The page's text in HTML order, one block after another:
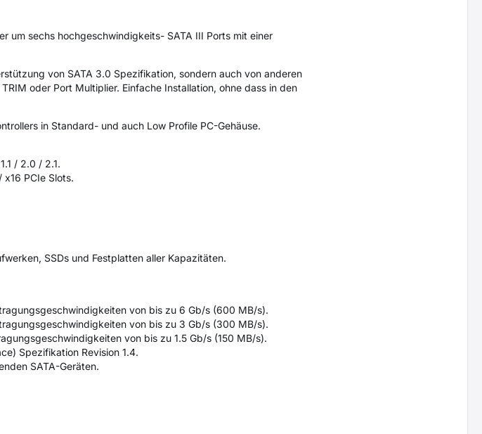
um sechs hochgeschwindigkeits- SATA III Ports mit einer
von SATA 3.0 Spezifikation, sondern auch von anderen
oder Port Multiplier. Einfache Installation, ohne dass in den
in Standard- und auch Low Profile PC-Gehäuse.
/ 2.0 / 2.1.
PCIe Slots.
SSDs und Festplatten aller Kapazitäten.
von bis zu 6 Gb/s (600 MB/s).
von bis zu 3 Gb/s (300 MB/s).
von bis zu 1.5 Gb/s (150 MB/s).
Spezifikation Revision 1.4.
SATA-Geräten.